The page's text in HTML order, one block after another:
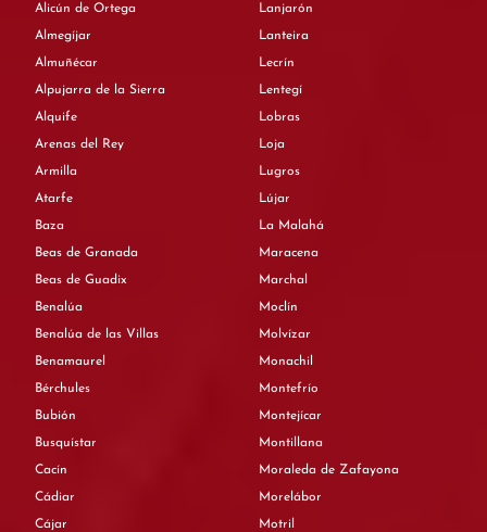
Alicún de Ortega
Almegíjar
Almuñécar
Alpujarra de la Sierra
Alquife
Arenas del Rey
Armilla
Atarfe
Baza
Beas de Granada
Beas de Guadix
Benalúa
Benalúa de las Villas
Benamaurel
Bérchules
Bubión
Busquístar
Cacín
Cádiar
Cájar
Lanjarón
Lanteira
Lecrín
Lentegí
Lobras
Loja
Lugros
Lújar
La Malahá
Maracena
Marchal
Moclín
Molvízar
Monachil
Montefrío
Montejícar
Montillana
Moraleda de Zafayona
Morelábor
Motril